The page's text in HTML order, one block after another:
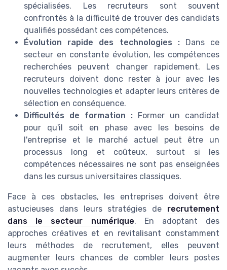
spécialisées. Les recruteurs sont souvent
confrontés à la difficulté de trouver des candidats
qualifiés possédant ces compétences.
Évolution rapide des technologies :Dans ce
secteur en constante évolution, les compétences
recherchées peuvent changer rapidement. Les
recruteurs doivent donc rester à jour avec les
nouvelles technologies et adapter leurs critères de
sélection en conséquence.
Difficultés de formation : Former un candidat
pour qu'il soit en phase avec les besoins de
l'entreprise et le marché actuel peut être un
processus long et coûteux, surtout si les
compétences nécessaires ne sont pas enseignées
dans les cursus universitaires classiques.
Face à ces obstacles, les entreprises doivent être
astucieuses dans leurs stratégies de recrutement
dans le secteur numérique. En adoptant des
approches créatives et en revitalisant constamment
leurs méthodes de recrutement, elles peuvent
augmenter leurs chances de combler leurs postes